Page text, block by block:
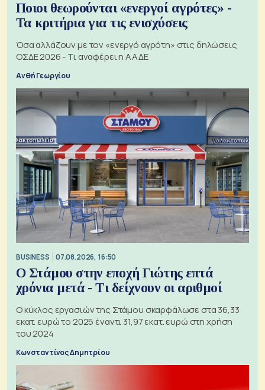
Ποιοι θεωρούνται «ενεργοί αγρότες» -
Τα κριτήρια για τις ενισχύσεις
Όσα αλλάζουν με τον «ενεργό αγρότη» στις δηλώσεις
ΟΣΔΕ 2026 - Τι αναφέρει η ΑΑΔΕ
Ανθή Γεωργίου
BUSINESS 07.08.2026, 16:50
Ο Στάμου στην εποχή Γιώτης επτά
χρόνια μετά - Τι δείχνουν οι αριθμοί
Ο κύκλος εργασιών της Στάμου σκαρφάλωσε στα 36,33
εκατ. ευρώ το 2025 έναντι 31,97 εκατ. ευρώ στη χρήση
του 2024
Κωνσταντίνος Δημητρίου